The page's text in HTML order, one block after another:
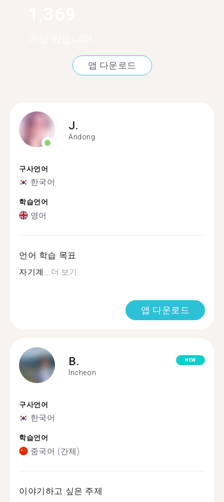
앱 다운로드
J.
Andong
구사언어
한국어
학습언어
영어
언어 학습 목표
자기계... 더 보기
앱 다운로드
B.
Incheon
NEW
구사언어
한국어
학습언어
중국어 (간체)
이야기하고 싶은 주제